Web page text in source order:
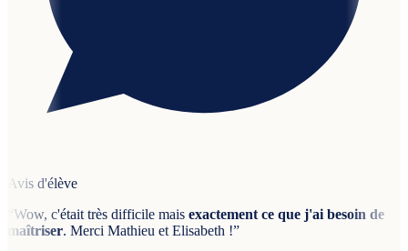
Avis d'élève
Wow, c'était très difficile mais exactement ce que j'ai besoin de
maîtriser. Merci Mathieu et Elisabeth !”